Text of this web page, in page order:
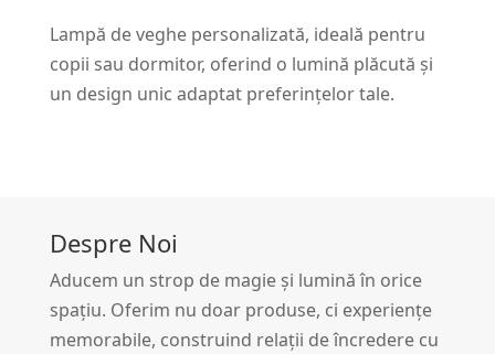
Lampă de veghe personalizată, ideală pentru
copii sau dormitor, oferind o lumină plăcută și
un design unic adaptat preferințelor tale.
Despre Noi
Aducem un strop de magie și lumină în orice
spațiu. Oferim nu doar produse, ci experiențe
memorabile, construind relații de încredere cu